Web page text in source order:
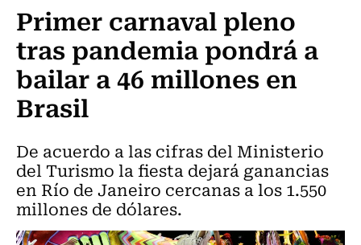
Primer carnaval pleno
tras pandemia pondrá a
bailar a 46 millones en
Brasil
De acuerdo a las cifras del Ministerio
del Turismo la fiesta dejará ganancias
en Río de Janeiro cercanas a los 1.550
millones de dólares.